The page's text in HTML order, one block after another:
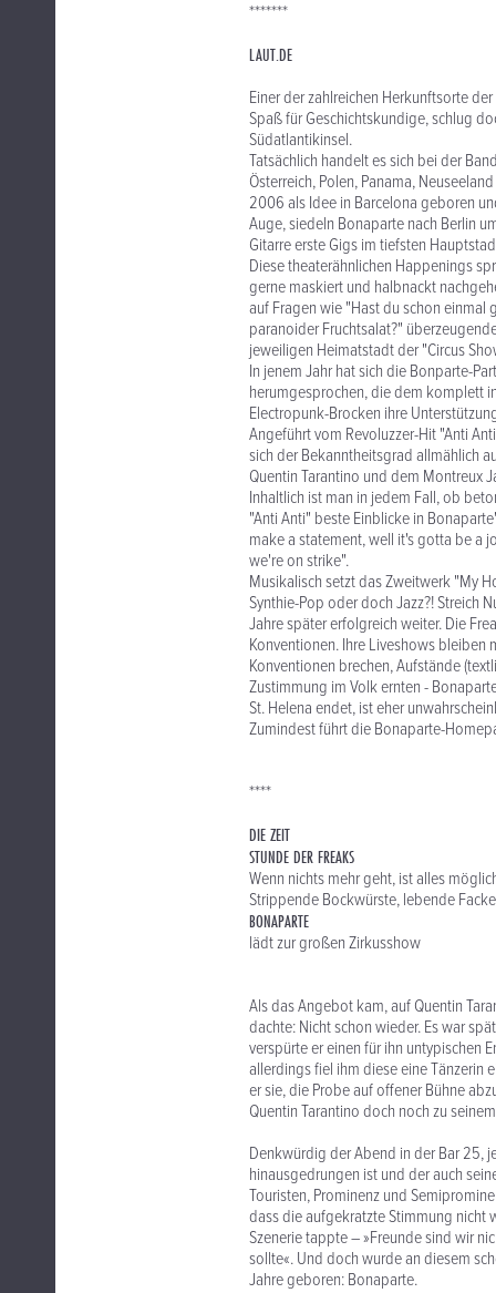
*******
LAUT.DE
Einer der zahlreichen Herkunftsorte
Spaß für Geschichtskundige, schlug
Südatlantikinsel.
Tatsächlich handelt es sich bei der
Österreich, Polen, Panama,
2006 als Idee in Barcelona geboren
Auge, siedeln Bonaparte nach Berlin
Gitarre erste Gigs im tiefsten
Diese theaterähnlichen Happenings
gerne maskiert und halbnackt
auf Fragen wie "Hast du schon einmal
paranoider Fruchtsalat?"
jeweiligen Heimatstadt der "Circus
In jenem Jahr hat sich die Bonparte-
herumgesprochen, die dem komplett
Electropunk-Brocken ihre
Angeführt vom Revoluzzer-Hit "Anti
sich der Bekanntheitsgrad allmählich
Quentin Tarantino und dem Montreux
Inhaltlich ist man in jedem Fall, ob
"Anti Anti" beste Einblicke in
make a statement, well it's gotta be a
we're on strike".
Musikalisch setzt das Zweitwerk "My
Synthie-Pop oder doch Jazz?! Streich
Jahre später erfolgreich weiter. Die
Konventionen. Ihre Liveshows
Konventionen brechen, Aufstände
Zustimmung im Volk ernten -
St. Helena endet, ist eher
Zumindest führt die Bonaparte-
****
DIE ZEIT
STUNDE DER FREAKS
Wenn nichts mehr geht, ist alles
Strippende Bockwürste, lebende
BONAPARTE
lädt zur großen Zirkusshow
Als das Angebot kam, auf Quentin
dachte: Nicht schon wieder. Es war
verspürte er einen für ihn untypischen
allerdings fiel ihm diese eine Tänzerin
er sie, die Probe auf offener Bühne
Quentin Tarantino doch noch zu
Denkwürdig der Abend in der Bar 25,
hinausgedrungen ist und der auch
Touristen, Prominenz und
dass die aufgekratzte Stimmung nicht
Szenerie tappte – »Freunde sind wir
sollte«. Und doch wurde an diesem
Jahre geboren: Bonaparte.